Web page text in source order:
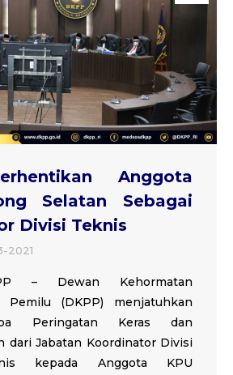
Anggota
Selatan Sebagai
Divisi Teknis
2021
– Dewan Kehormatan
Pemilu (DKPP) menjatuhkan
Peringatan Keras dan
dari Jabatan Koordinator Divisi
kepada Anggota KPU